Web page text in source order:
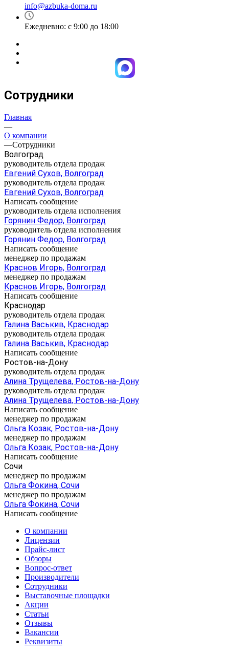
info@azbuka-doma.ru
Ежедневно: с 9:00 до 18:00
Сотрудники
Главная
—
О компании
—Сотрудники
Волгоград
руководитель отдела продаж
Евгений Сухов, Волгоград
руководитель отдела продаж
Евгений Сухов, Волгоград
Написать сообщение
руководитель отдела исполнения
Горянин Федор, Волгоград
руководитель отдела исполнения
Горянин Федор, Волгоград
Написать сообщение
менеджер по продажам
Краснов Игорь, Волгоград
менеджер по продажам
Краснов Игорь, Волгоград
Написать сообщение
Краснодар
руководитель отдела продаж
Галина Васькив, Краснодар
руководитель отдела продаж
Галина Васькив, Краснодар
Написать сообщение
Ростов-на-Дону
руководитель отдела продаж
Алина Трущелева, Ростов-на-Дону
руководитель отдела продаж
Алина Трущелева, Ростов-на-Дону
Написать сообщение
менеджер по продажам
Ольга Козак, Ростов-на-Дону
менеджер по продажам
Ольга Козак, Ростов-на-Дону
Написать сообщение
Сочи
менеджер по продажам
Ольга Фокина, Сочи
менеджер по продажам
Ольга Фокина, Сочи
Написать сообщение
О компании
Лицензии
Прайс-лист
Обзоры
Вопрос-ответ
Производители
Сотрудники
Выставочные площадки
Акции
Статьи
Отзывы
Вакансии
Реквизиты